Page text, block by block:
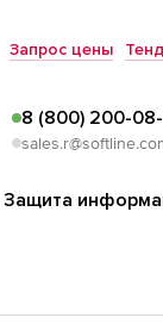
Запрос цены
8 (800) 200-
Защита